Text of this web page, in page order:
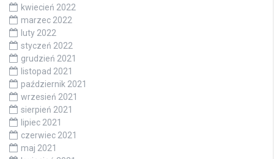
kwiecień 2022
marzec 2022
luty 2022
styczeń 2022
grudzień 2021
listopad 2021
październik 2021
wrzesień 2021
sierpień 2021
lipiec 2021
czerwiec 2021
maj 2021